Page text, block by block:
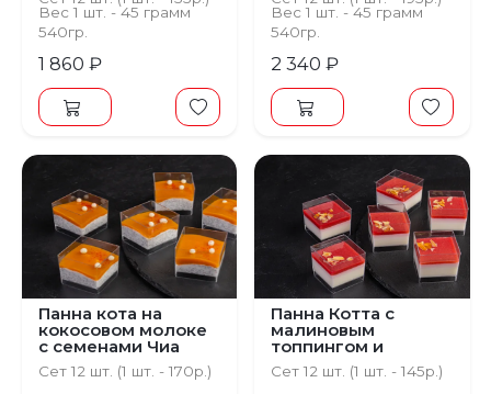
Вес 1 шт. - 45 грамм
540гр.
1 860 ₽
Вес 1 шт. - 45 грамм
540гр.
2 340 ₽
Панна кота на
кокосовом молоке
с семенами Чиа
Сет 12 шт. (1 шт. - 170р.)
Панна Котта с
малиновым
топпингом и
лепестками
миндаля
Сет 12 шт. (1 шт. - 145р.)